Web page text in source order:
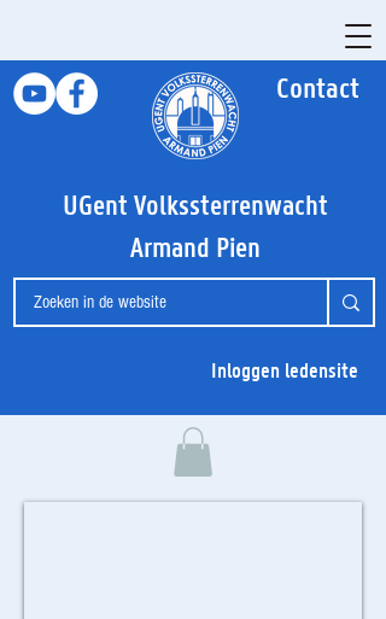
Contact
UGent Volkssterrenwacht
Armand Pien
Inloggen ledensite